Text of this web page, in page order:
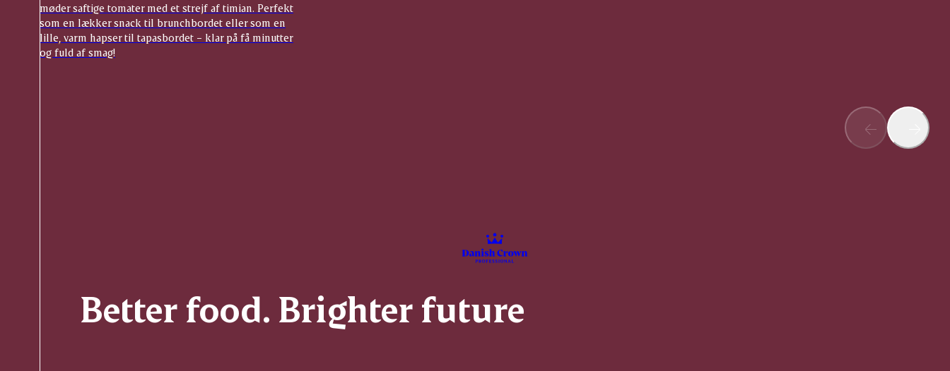
møder saftige tomater med et strejf af timian. Perfekt
som en lækker snack til brunchbordet eller som en
lille, varm hapser til tapasbordet – klar på få minutter
og fuld af smag!
Better food. Brighter future